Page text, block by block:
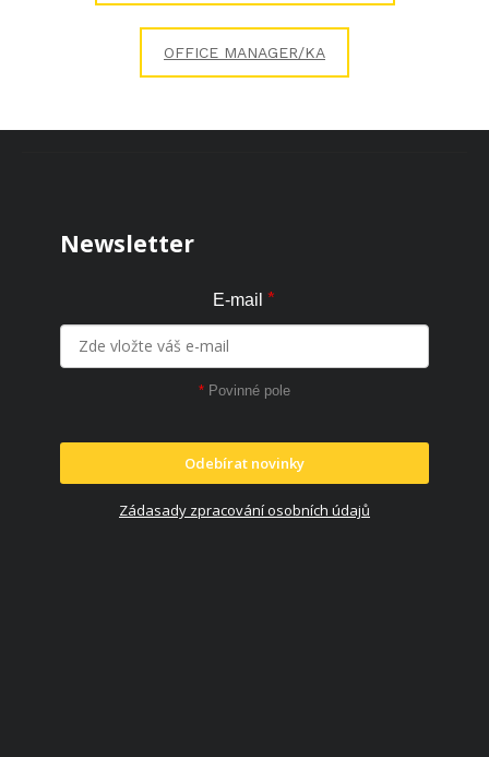
OFFICE MANAGER/KA
Newsletter
E-mail *
* Povinné pole
Odebírat novinky
Zádasady zpracování osobních údajů